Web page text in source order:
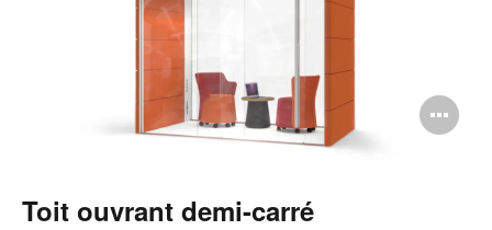
Toit ouvrant demi-carré